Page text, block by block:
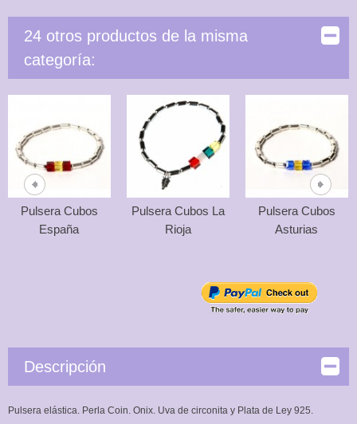
24 otros productos de la misma
categoría:
Pulsera Cubos
España
Pulsera Cubos La
Rioja
Pulsera Cubos
Asturias
Descripción
Pulsera elástica. Perla Coin. Onix. Uva de circonita y Plata de Ley 925.